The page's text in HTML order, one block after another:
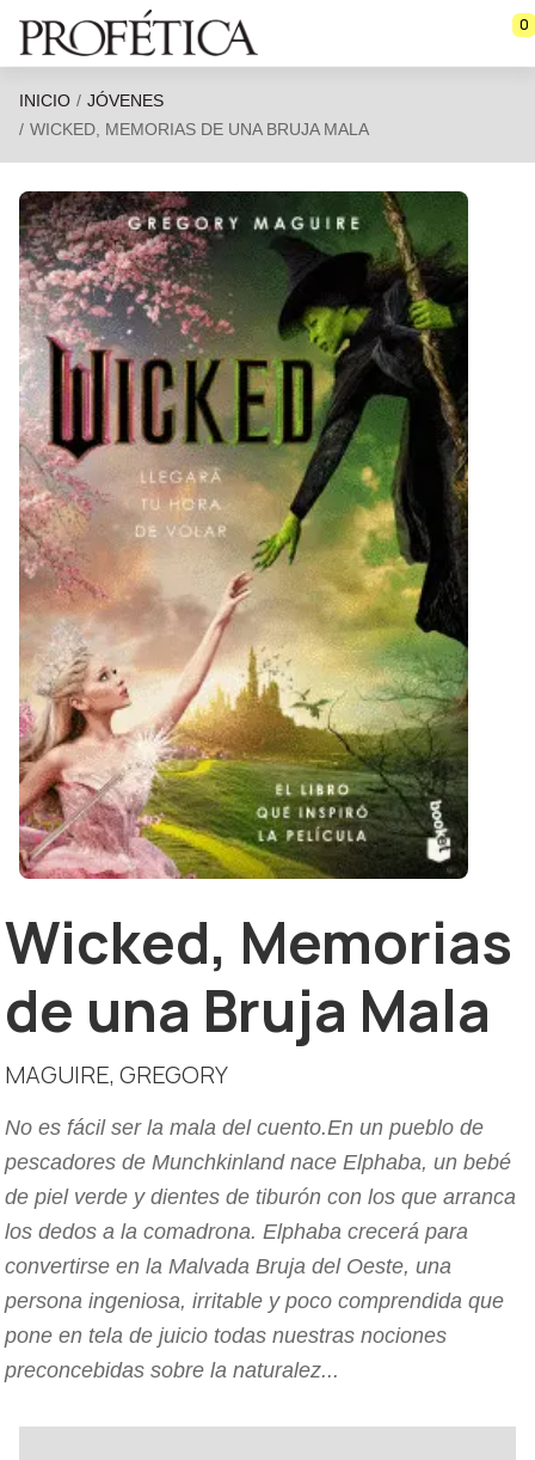
Saltar al contenido principal
0
INICIO
JÓVENES
WICKED, MEMORIAS DE UNA BRUJA MALA
Wicked, Memorias
de una Bruja Mala
MAGUIRE, GREGORY
No es fácil ser la mala del cuento.En un pueblo de
pescadores de Munchkinland nace Elphaba, un bebé
de piel verde y dientes de tiburón con los que arranca
los dedos a la comadrona. Elphaba crecerá para
convertirse en la Malvada Bruja del Oeste, una
persona ingeniosa, irritable y poco comprendida que
pone en tela de juicio todas nuestras nociones
preconcebidas sobre la naturalez...